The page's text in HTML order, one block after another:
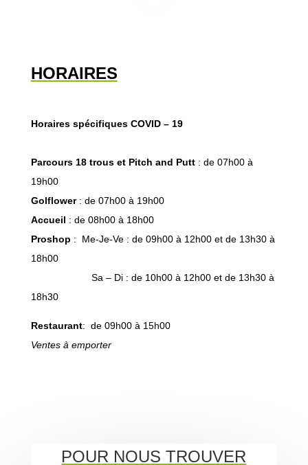
HORAIRES
Horaires spécifiques COVID – 19
Parcours 18 trous et Pitch and Putt: de 07h00 à
19h00
Golflower: de 07h00 à 19h00
Accueil : de 08h00 à 18h00
Proshop : Me-Je-Ve : de 09h00 à 12h00 et de 13h30 à
18h00
Sa – Di : de 10h00 à 12h00 et de 13h30 à
18h30
Restaurant: de 09h00 à 15h00
Ventes à emporter
POUR NOUS TROUVER